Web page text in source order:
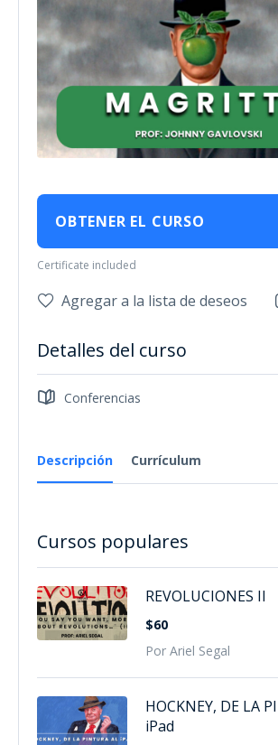
Descripción Currículum
OBTENER EL CURSO
Certificate included
Agregar a la lista de deseos
Detalles del curso
Conferencias
Cursos populares
REVOLUCIONES II
$60
Por Ariel Segal
HOCKNEY, DE LA
iPad